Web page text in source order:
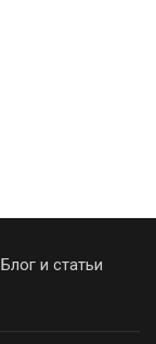
Блог и статьи